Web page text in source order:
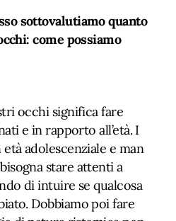
sottovalutiamo quanto
come possiamo
occhi significa fare
e in rapporto all’età. I
adolescenziale e man
stare attenti a
di intuire se qualcosa
Dobbiamo poi fare